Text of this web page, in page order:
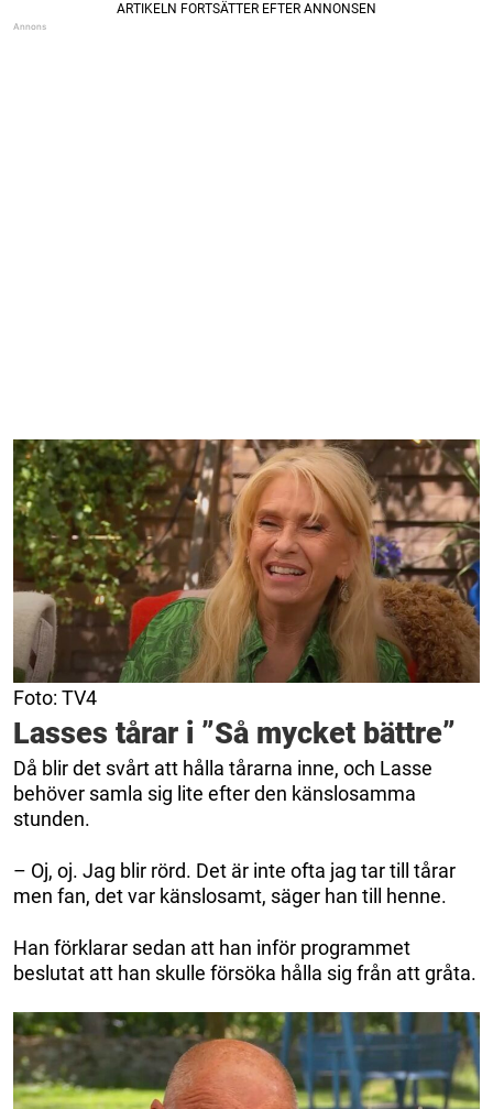
Foto: TV4
Lasses tårar i ”Så mycket bättre”
Då blir det svårt att hålla tårarna inne, och Lasse
behöver samla sig lite efter den känslosamma
stunden.
– Oj, oj. Jag blir rörd. Det är inte ofta jag tar till tårar
men fan, det var känslosamt, säger han till henne.
Han förklarar sedan att han inför programmet
beslutat att han skulle försöka hålla sig från att gråta.